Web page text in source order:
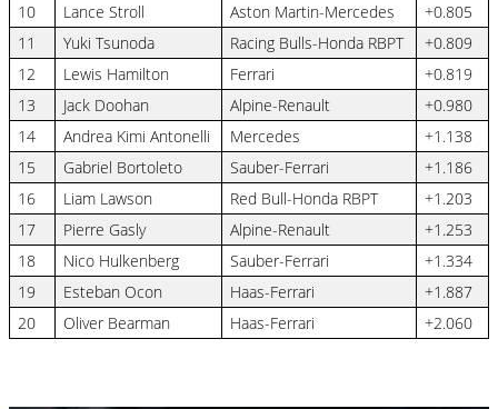
10
Lance Stroll Aston Martin-Mercedes
+0.805
11
Yuki Tsunoda Racing Bulls-Honda RBPT
+0.809
12
Lewis Hamilton Ferrari
+0.819
13
Jack Doohan Alpine-Renault
+0.980
14
Andrea Kimi Antonelli Mercedes
+1.138
15
Gabriel Bortoleto Sauber-Ferrari
+1.186
16
Liam Lawson Red Bull-Honda RBPT
+1.203
17
Pierre Gasly Alpine-Renault
+1.253
18
Nico Hulkenberg Sauber-Ferrari
+1.334
19
Esteban Ocon Haas-Ferrari
+1.887
20
Oliver Bearman Haas-Ferrari +2.060